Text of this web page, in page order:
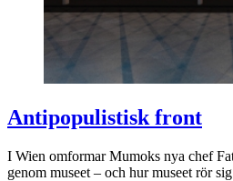
Antipopulistisk front
I Wien omformar Mumoks nya chef
genom museet – och hur museet rör